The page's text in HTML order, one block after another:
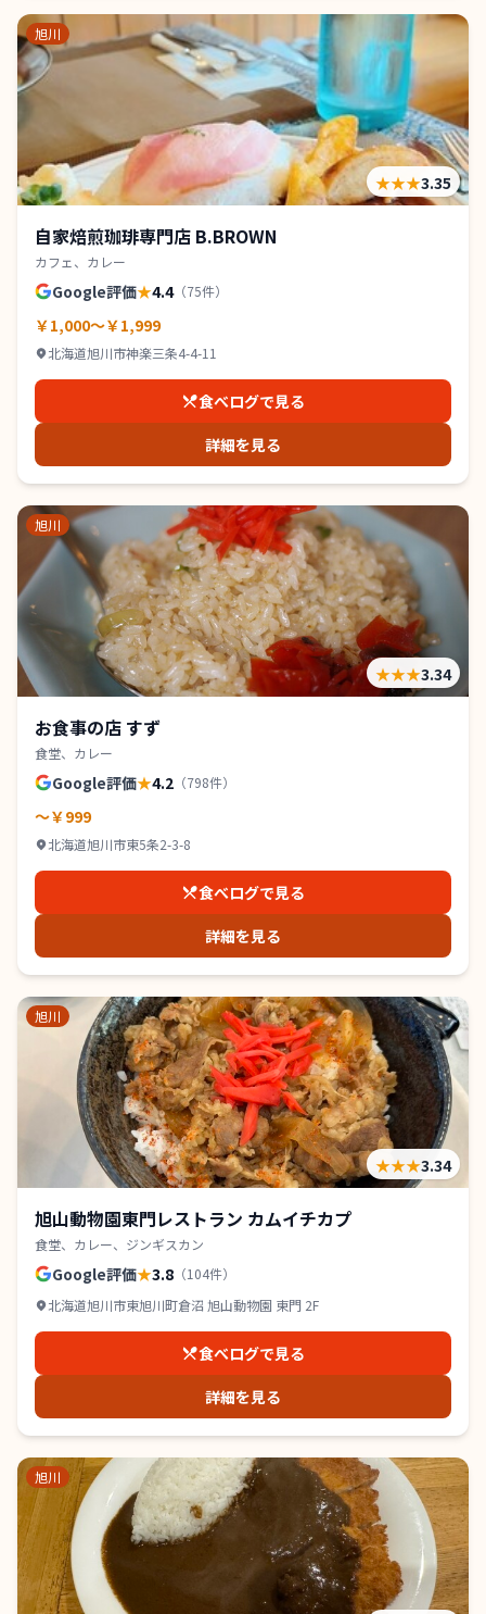
旭川
★★★3.35
自家焙煎珈琲専門店 B.BROWN
カフェ、カレー
Google評価★4.4（75件）
￥1,000～￥1,999
北海道旭川市神楽三条4-4-11
食べログで見る
詳細を見る
旭川
★★★3.34
お食事の店 すず
食堂、カレー
Google評価★4.2 （798件）
～￥999
北海道旭川市東5条2-3-8
食べログで見る
詳細を見る
旭川
★★★3.34
旭山動物園東門レストラン カムイチカプ
食堂、カレー、ジンギスカン
Google評価★3.8 （104件）
北海道旭川市東旭川町倉沼 旭山動物園 東門 2F
食べログで見る
詳細を見る
旭川